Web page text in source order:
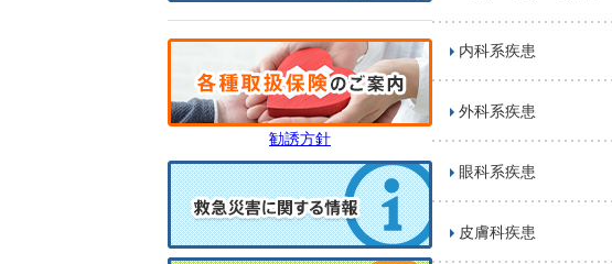
内科系疾患
外科系疾患
眼科系疾患
皮膚科疾患
勧誘方針